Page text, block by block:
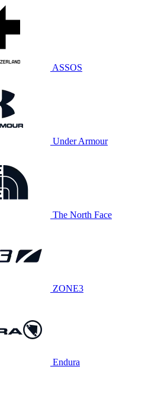
ASSOS
Under Armour
The North Face
ZONE3
Endura